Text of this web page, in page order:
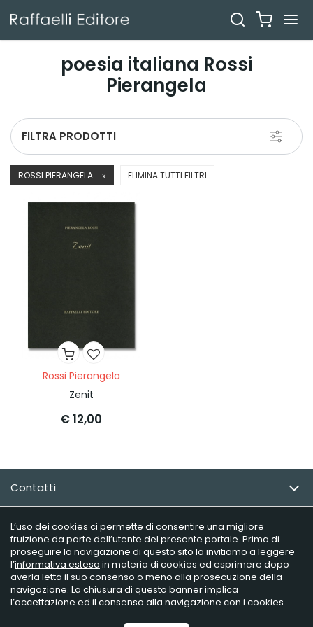
poesia italiana Rossi
Pierangela
Toggle
FILTRA PRODOTTI
ROSSI PIERANGELA X ELIMINA TUTTI FILTRI
Rossi Pierangela
Zenit
€ 12,00
Contatti
Email Newsletter
Info utili
Raffaelli Editore - P.iva 02181230406
L’uso dei cookies ci permette di consentire una migliore
fruizione da parte dell’utente del presente portale. Prima di
proseguire la navigazione di questo sito la invitiamo a leggere
l’informativa estesa in materia di cookies ed esprimere dopo
averla letta il suo consenso o meno alla prosecuzione della
navigazione. La chiusura di questo banner implica
l’accettazione ed il consenso alla navigazione con i cookies